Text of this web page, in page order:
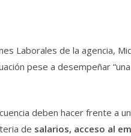
Laborales de la agencia,
pese a desempeñar “una
deben hacer frente a
de salarios, acceso al